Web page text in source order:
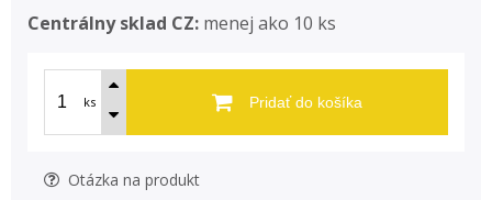
Centrálny sklad CZ: menej ako 10 ks
ks Pridať do košíka
Otázka na produkt